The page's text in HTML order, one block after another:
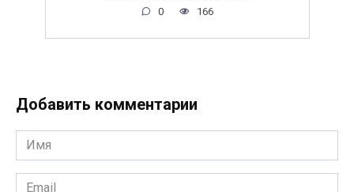
0 166
Добавить комментарии
Имя
*
Email